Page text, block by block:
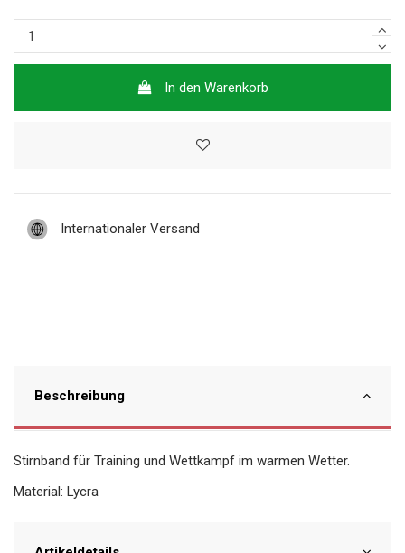
In den Warenkorb
Internationaler Versand
Beschreibung
Stirnband für Training und Wettkampf im warmen Wetter.
Material: Lycra